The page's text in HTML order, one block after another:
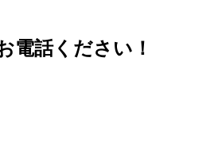
電話ください！